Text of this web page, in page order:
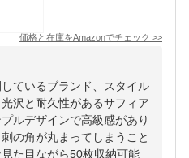
価格と在庫をAmazonでチェック >>
ているブランド、スタイル
沢と耐久性があるサフィア
ルデザインで高級感があり
の角が丸まってしまうこと
た目ながら50枚収納可能